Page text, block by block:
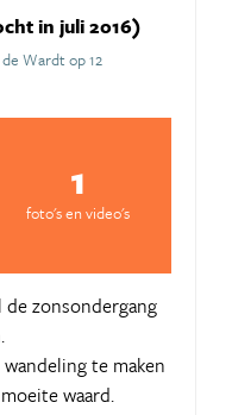
in juli 2016)
Wardt op 12
1
foto's en video's
zonsondergang
te maken
waard.